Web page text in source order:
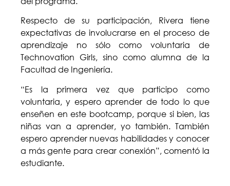
Respecto de su participación, Rivera tiene
expectativas de involucrarse en el proceso de
aprendizaje no sólo como voluntaria de
Technovation Girls, sino como alumna de la
Facultad de Ingeniería.
“Es la primera vez que participo como
voluntaria, y espero aprender de todo lo que
enseñen en este bootcamp, porque si bien, las
niñas van a aprender, yo también. También
espero aprender nuevas habilidades y conocer
a más gente para crear conexión”, comentó la
estudiante.